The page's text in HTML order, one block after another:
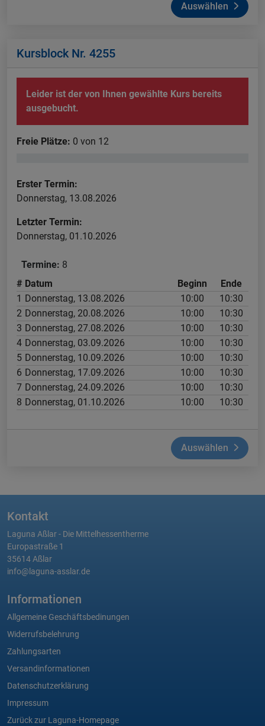
Auswählen
Kursblock Nr. 4255
Leider ist der von Ihnen gewählte Kurs bereits
ausgebucht.
Freie Plätze: 0 von 12
Erster Termin:
Donnerstag, 13.08.2026
Letzter Termin:
Donnerstag, 01.10.2026
Termine: 8
# Datum Beginn
Ende
1 Donnerstag, 13.08.2026 10:00
10:30
2 Donnerstag, 20.08.2026 10:00
10:30
3 Donnerstag, 27.08.2026 10:00
10:30
4 Donnerstag, 03.09.2026 10:00
10:30
5 Donnerstag, 10.09.2026 10:00
10:30
6 Donnerstag, 17.09.2026 10:00
10:30
7 Donnerstag, 24.09.2026 10:00
10:30
8 Donnerstag, 01.10.2026 10:00 10:30
Auswählen
Kontakt
Laguna Aßlar - Die Mittelhessentherme
Europastraße 1
35614 Aßlar
info@laguna-asslar.de
Informationen
Allgemeine Geschäftsbedinungen
Widerrufsbelehrung
Zahlungsarten
Versandinformationen
Datenschutzerklärung
Impressum
Zurück zur Laguna-Homepage